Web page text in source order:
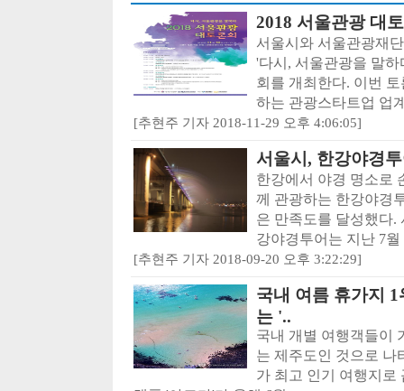
2018 서울관광 대
서울시와 서울관광재
'다시, 서울관광을 말
회를 개최한다. 이번
하는 관광스타트업 업
[추현주 기자 2018-11-29 오후 4:06:05]
서울시, 한강야경
한강에서 야경 명소로
께 관광하는 한강야경
은 만족도를 달성했다.
강야경투어는 지난 7월
[추현주 기자 2018-09-20 오후 3:22:29]
국내 여름 휴가지
는 '..
국내 개별 여행객들이
는 제주도인 것으로 나
가 최고 인기 여행지로